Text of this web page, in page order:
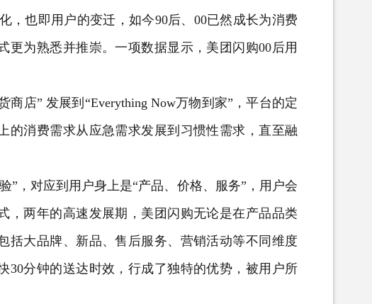
，也即用户的变迁，如今90后、00已然成长为消费
更为熟悉并推崇。一项数据显示，美团闪购00后用
店” 发展到“Everything Now万物到家”，平台的定
的消费需求从应急需求发展到习惯性需求，直至融
对应到用户身上是“产品、价格、服务”，用户会
，两年的高速发展期，美团闪购无论是在产品品类
括大品牌、新品、售后服务、营销活动等不同维度
30分钟的送达时效，行成了独特的优势，被用户所